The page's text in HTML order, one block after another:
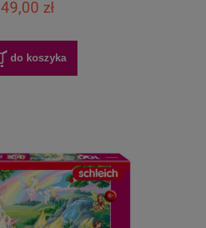
49,00 zł
do koszyka